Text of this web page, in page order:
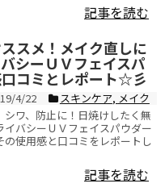
記事を読む
スメ！メイク直しに
シーＵＶフェイスパ
コミとレポート☆彡
4/22 スキンケア, メイク
ワ、防止に！日焼けしたく無
イバシーＵＶフェイスパウダー
の使用感と口コミをレポートし
記事を読む